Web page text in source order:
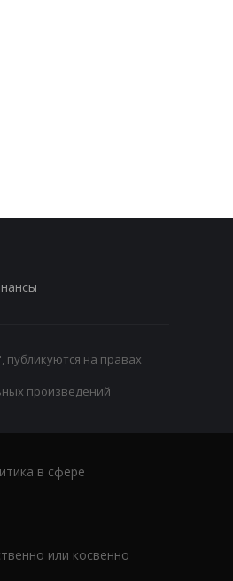
на правах
произведений
в сфере
или косвенно